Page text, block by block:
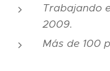
Trabajando
2009.
Más de 100